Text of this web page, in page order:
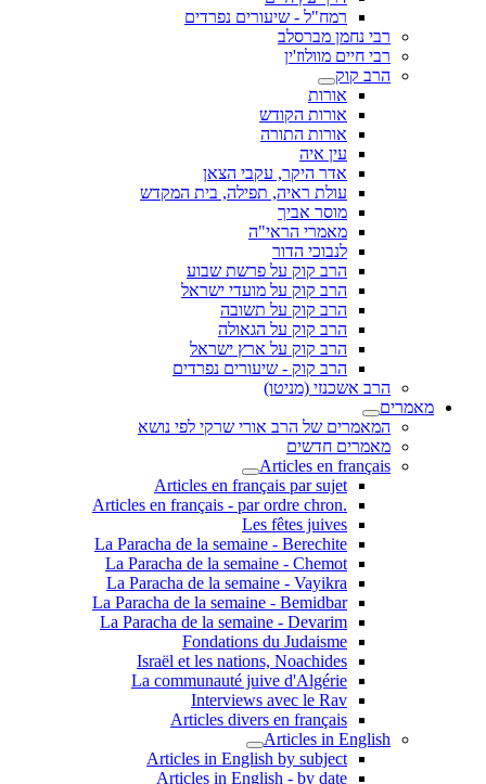
רמח"ל - שיעורים נפרדים
רבי נחמן מברסלב
רבי חיים מוולוז'ין
הרב קוק
אורות
אורות הקודש
אורות התורה
עין איה
אדר היקר, עקבי הצאן
עולת ראיה, תפילה, בית המקדש
מוסר אביך
מאמרי הראי"ה
לנבוכי הדור
הרב קוק על פרשת שבוע
הרב קוק על מועדי ישראל
הרב קוק על תשובה
הרב קוק על הגאולה
הרב קוק על ארץ ישראל
הרב קוק - שיעורים נפרדים
הרב אשכנזי (מניטו)
מאמרים
המאמרים של הרב אורי שרקי לפי נושא
מאמרים חדשים
Articles en français
Articles en français par sujet
.Articles en français - par ordre chron
Les fêtes juives
La Paracha de la semaine - Berechite
La Paracha de la semaine - Chemot
La Paracha de la semaine - Vayikra
La Paracha de la semaine - Bemidbar
La Paracha de la semaine - Devarim
Fondations du Judaisme
Israël et les nations, Noachides
La communauté juive d'Algérie
Interviews avec le Rav
Articles divers en français
Articles in English
Articles in English by subject
Articles in English - by date